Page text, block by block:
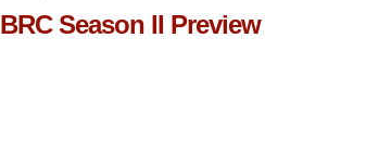
BRC Season II Preview